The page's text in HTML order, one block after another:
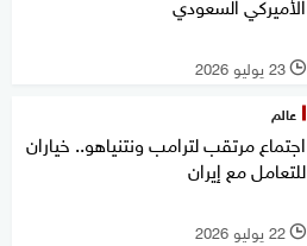
l 23 يوليو 2026
عالم
اجتماع مرتقب لترامب ونتنياهو.. خياران
للتعامل مع إيران
l 22 يوليو 2026